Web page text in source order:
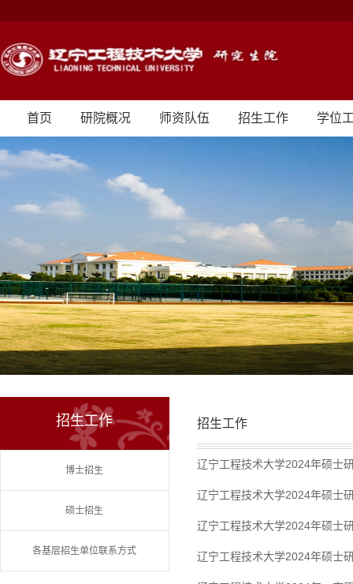
首页 研院概况 师资队伍 招生工作 学位
招生工作
博士招生
硕士招生
各基层招生单位联系方式
招生工作
辽宁工程技术大学2024年硕士
辽宁工程技术大学2024年硕士
辽宁工程技术大学2024年硕士
辽宁工程技术大学2024年硕士